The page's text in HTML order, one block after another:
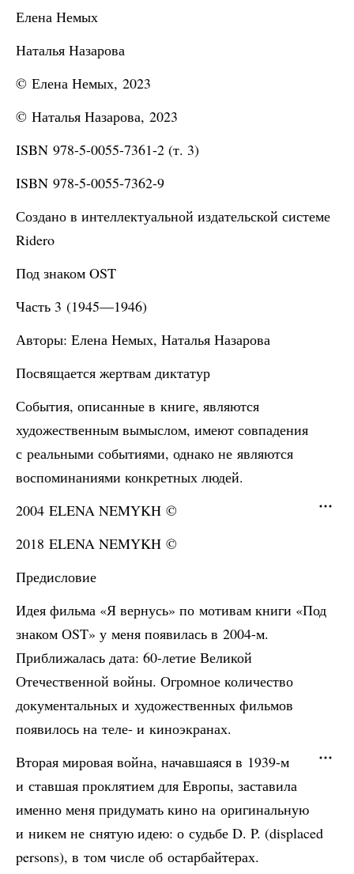
Елена Немых
Наталья Назарова
© Елена Немых, 2023
© Наталья Назарова, 2023
ISBN 978-5-0055-7361-2 (т. 3)
ISBN 978-5-0055-7362-9
Создано в интеллектуальной издательской системе
Ridero
Под знаком OST
Часть 3 (1945—1946)
Авторы: Елена Немых, Наталья Назарова
Посвящается жертвам диктатур
События, описанные в книге, являются
художественным вымыслом, имеют совпадения
с реальными событиями, однако не являются
воспоминаниями конкретных людей.
2004 ELENA NEMYKH ©
2018 ELENA NEMYKH ©
Предисловие
Идея фильма «Я вернусь» по мотивам книги «Под
знаком ОST» у меня появилась в 2004-м.
Приближалась дата: 60-летие Великой
Отечественной войны. Огромное количество
документальных и художественных фильмов
появилось на теле- и киноэкранах.
Вторая мировая война, начавшаяся в 1939-м
и ставшая проклятием для Европы, заставила
именно меня придумать кино на оригинальную
и никем не снятую идею: о судьбе D. P. (displaced
persons), в том числе об остарбайтерах.